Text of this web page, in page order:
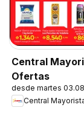
Central
Ofertas
desde martes
Central